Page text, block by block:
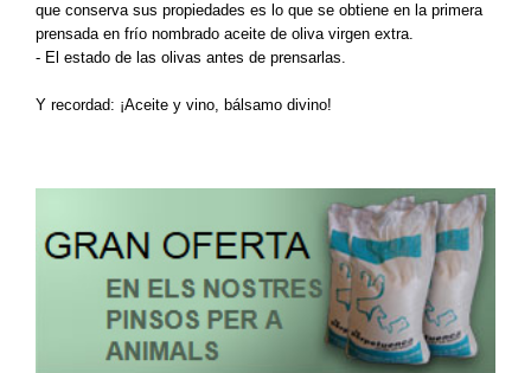
que conserva sus propiedades es lo que se obtiene en la primera
prensada en frío nombrado aceite de oliva virgen extra.
- El estado de las olivas antes de prensarlas.
Y recordad: ¡Aceite y vino, bálsamo divino!